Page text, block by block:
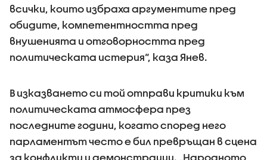
всички, които избраха аргументите пред
обидите, компетентността пред
внушенията и отговорността пред
политическата истерия“, каза Янев.
В изказването си той отправи критики към
политическата атмосфера през
последните години, когато според него
парламентът често е бил превръщан в сцена
за конфликти и демонстрации. „Народното